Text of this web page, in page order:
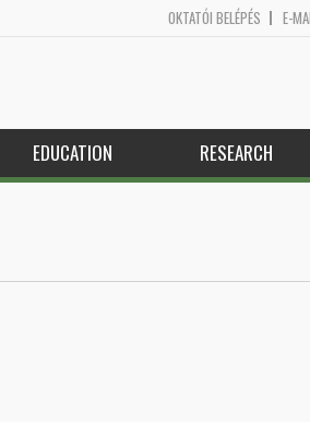
OKTATÓI BELÉPÉS E-
EDUCATION RESEARCH